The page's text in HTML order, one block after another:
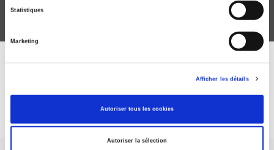
Statistiques
Marketing
Afficher les détails
Autoriser tous les cookies
Autoriser la sélection
DISCOVER OUR JOURNALS
Subscribe today